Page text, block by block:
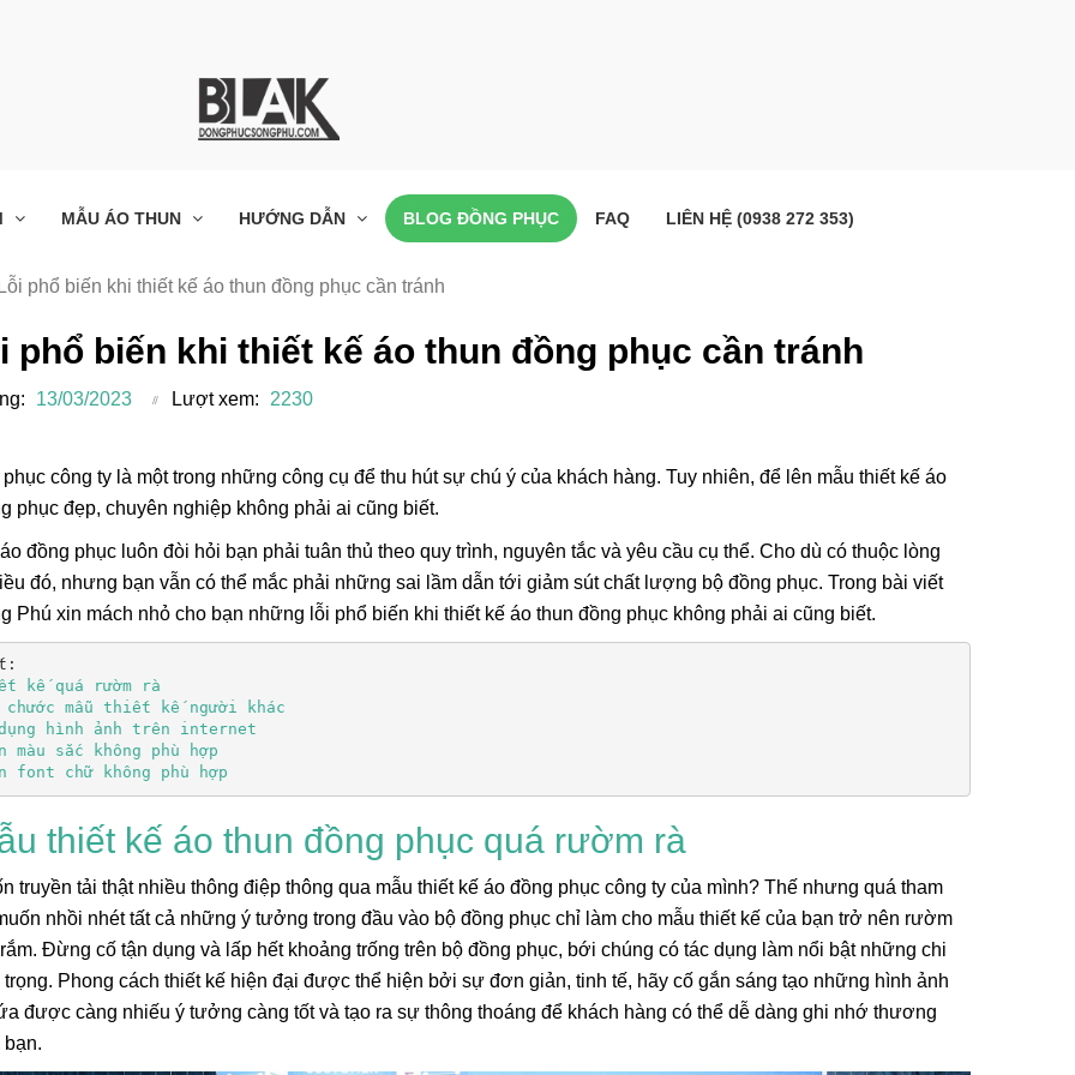
phổ biến khi thiết kế áo thun đồng phục cần tránh
13/03/2023 Lượt xem: 2230
công ty là một trong những công cụ để thu hút sự chú ý của khách hàng. Tuy nhiên, để lên mẫu thiết kế áo
phục đẹp, chuyên nghiệp không phải ai cũng biết.
đồng phục luôn đòi hỏi bạn phải tuân thủ theo quy trình, nguyên tắc và yêu cầu cụ thể. Cho dù có thuộc lòng
đó, nhưng bạn vẫn có thể mắc phải những sai lầm dẫn tới giảm sút chất lượng bộ đồng phục. Trong bài viết
Phú xin mách nhỏ cho bạn những lỗi phổ biến khi thiết kế áo thun đồng phục không phải ai cũng biết.
font chữ không phù hợp
thiết kế áo thun đồng phục quá rườm rà
truyền tải thật nhiều thông điệp thông qua mẫu thiết kế áo đồng phục công ty của mình? Thế nhưng quá tham
nhồi nhét tất cả những ý tưởng trong đầu vào bộ đồng phục chỉ làm cho mẫu thiết kế của bạn trở nên rườm
Đừng cố tận dụng và lấp hết khoảng trống trên bộ đồng phục, bới chúng có tác dụng làm nổi bật những chi
trọng. Phong cách thiết kế hiện đại được thể hiện bởi sự đơn giản, tinh tế, hãy cố gắn sáng tạo những hình ảnh
được càng nhiếu ý tưởng càng tốt và tạo ra sự thông thoáng để khách hàng có thể dễ dàng ghi nhớ thương
bạn.
Lá Cờ Thêu Mini – Patch Ủi
Quốc Kỳ Việt Nam Đẹp, Sắc
Nét
26/06/2025
Phúc Bất Trùng Lai, Họa Vô
Đơn Chí Là Gì? Ý Nghĩa
Thực Sự Của Câu Thành
Ngữ Này
15/06/2026
Lá Cờ Thêu Mini – Patch Ủi
Quốc Kỳ Việt Nam Đẹp, Sắc
Nét
26/06/2025
MẪU ÁO THUN HƯỚNG DẪN BLOG ĐỒNG PHỤC FAQ LIÊN HỆ (0938 272 353)
phổ biến khi thiết kế áo thun đồng phục cần tránh